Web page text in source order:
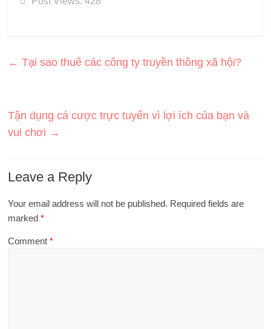
← Tại sao thuê các công ty truyền thông xã hội?
Tận dụng cá cược trực tuyến vì lợi ích của bạn và
vui chơi →
Leave a Reply
Your email address will not be published. Required fields are
marked*
Comment*